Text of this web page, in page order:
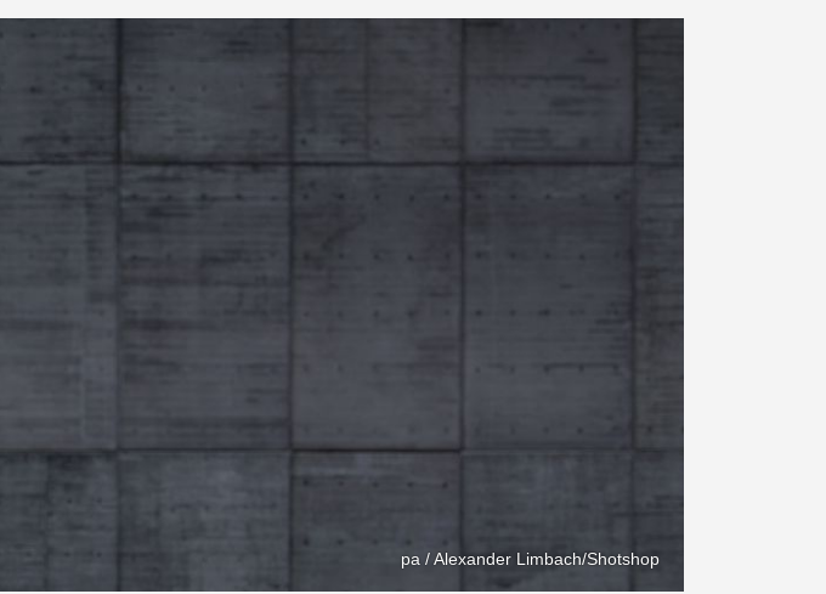
pa / Alexander Limbach/Shotshop